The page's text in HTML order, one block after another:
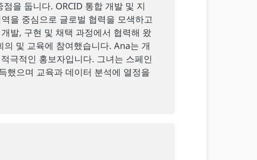
을 둡니다. ORCID 통합 개발 및 지
을 중심으로 글로벌 협력을 모색하고
발, 구현 및 채택 과정에서 협력해 왔
및 교육에 참여했습니다. Ana는 개
극적인 홍보자입니다. 그녀는 스페인
했으며 교육과 데이터 분석에 열정을